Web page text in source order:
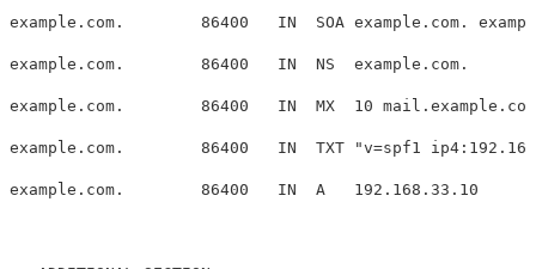
example.com.        86400   IN  SOA example.com.
example.com.        86400   IN  NS  example.com.
example.com.        86400   IN  MX  10
example.com.        86400   IN  TXT "v=spf1
example.com.        86400   IN  A   192.168.33.10